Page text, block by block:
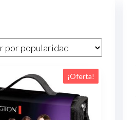
¡Oferta!